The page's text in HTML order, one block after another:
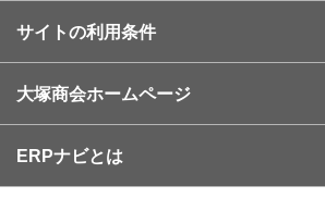
サイトの利用条件
大塚商会ホームページ
ERPナビとは